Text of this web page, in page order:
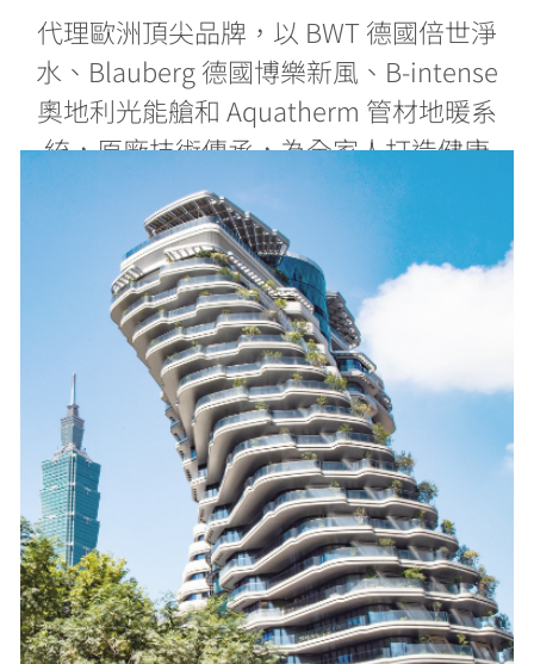
代理歐洲頂尖品牌，以 BWT 德國倍世淨
水、Blauberg 德國博樂新風、B-intense
奧地利光能艙和 Aquatherm 管材地暖系
統，原廠技術傳承，為全家人打造健康
居家生活。